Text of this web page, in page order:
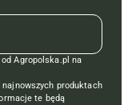
Agropolska.pl na
produktach
te będą